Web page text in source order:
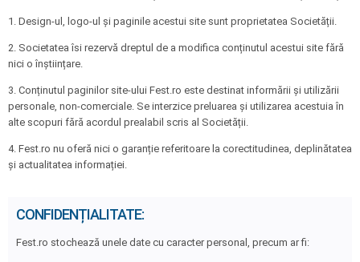
1. Design-ul, logo-ul și paginile acestui site sunt proprietatea Societății.
2. Societatea îsi rezervă dreptul de a modifica conținutul acestui site fără
nici o înștiințare.
3. Conținutul paginilor site-ului Fest.ro este destinat informării și utilizării
personale, non-comerciale. Se interzice preluarea și utilizarea acestuia în
alte scopuri fără acordul prealabil scris al Societății.
4. Fest.ro nu oferă nici o garanție referitoare la corectitudinea, deplinătatea
și actualitatea informației.
CONFIDENȚIALITATE:
Fest.ro stochează unele date cu caracter personal, precum ar fi: